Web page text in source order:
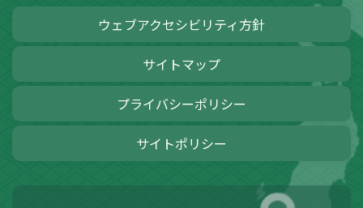
ウェブアクセシビリティ方針
サイトマップ
プライバシーポリシー
サイトポリシー